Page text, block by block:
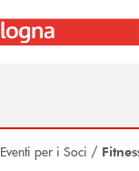
Eventi per i Soci /